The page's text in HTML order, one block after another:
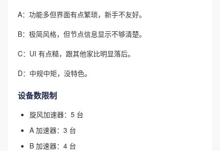
A：功能多但界面有点繁琐，新手不友好。
B：极简风格，但节点信息显示不够清楚。
C：UI 有点糙，跟其他家比明显落后。
D：中规中矩，没特色。
设备数限制
旋风加速器：5 台
A 加速器：3 台
B 加速器：4 台